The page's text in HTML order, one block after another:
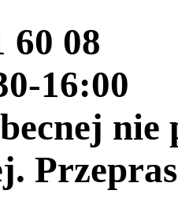
60 08
16:00
nie